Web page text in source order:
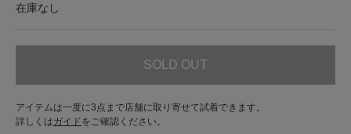
在庫なし
SOLD OUT
アイテムは一度に3点まで店舗に取り寄せて試着できます。
詳しくはガイド をご確認ください。